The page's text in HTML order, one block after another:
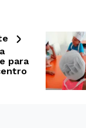
para